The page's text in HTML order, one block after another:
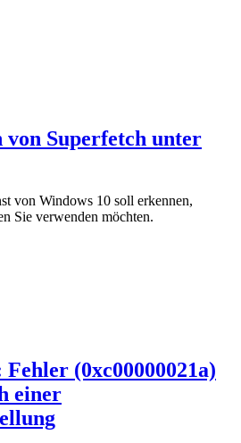
Superfetch unter
von Windows 10 soll erkennen,
Sie verwenden möchten.
(0xc00000021a)
einer